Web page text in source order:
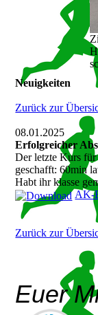
Neuigkeiten
Zurück zur
08.01.2025
Erfolgreicher
Der letzte Kurs für
geschafft: 60min
Habt ihr klasse
AK-
Zurück zur
Euer